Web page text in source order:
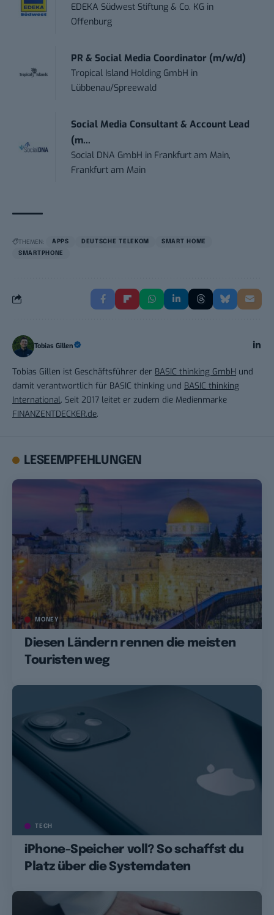
EDEKA Südwest Stiftung & Co. KG in
Offenburg
PR & Social Media Coordinator (m/w/d)
Tropical Island Holding GmbH in
Lübbenau/Spreewald
Social Media Consultant & Account Lead
(m...
Social DNA GmbH in Frankfurt am Main,
Frankfurt am Main
THEMEN: APPS DEUTSCHE TELEKOM
SMART HOME
SMARTPHONE
Tobias Gillen
Tobias Gillen ist Geschäftsführer der BASIC thinking GmbH und
damit verantwortlich für BASIC thinking und BASIC thinking
International. Seit 2017 leitet er zudem die Medienmarke
FINANZENTDECKER.de.
LESEEMPFEHLUNGEN
MONEY
Diesen Ländern rennen die meisten
Touristen weg
TECH
iPhone-Speicher voll? So schaffst du
Platz über die Systemdaten